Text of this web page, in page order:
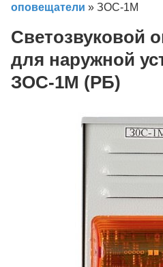
оповещатели » ЗОС-1М
Светозвуковой
для наружной
ЗОС-1М (РБ)